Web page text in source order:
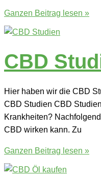
Rick
Simpson
Phoenix
Ganzen Beitrag lesen »
CBD
Hier haben wir die CBD
CBD Studien CBD
Krankheiten?
CBD wirken kann. Zu
CBD
Studien
Ganzen Beitrag lesen »